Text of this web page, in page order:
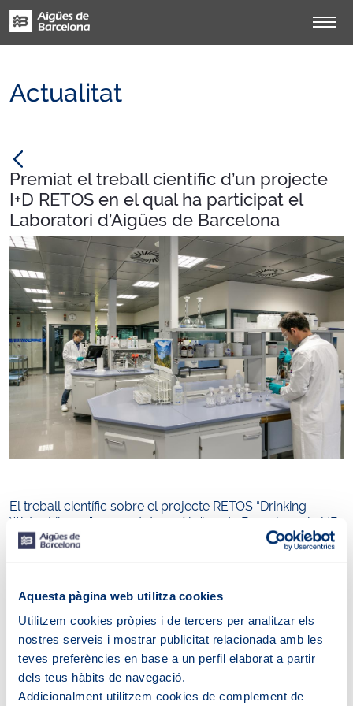
Aquesta pàgina web utilitza cookies
Utilitzem cookies pròpies i de tercers per analitzar els
nostres serveis i mostrar publicitat relacionada amb les
teves preferències en base a un perfil elaborat a partir
dels teus hàbits de navegació.
Addicionalment utilitzem cookies de complement de
Actualitat
Premiat el treball científic d’un projecte
I+D RETOS en el qual ha participat el
Laboratori d’Aigües de Barcelona
El treball científic sobre el projecte RETOS “Drinking
Water Library”, presentat per Aigües de Barcelona, la UB,
la CECT de la Universitat de València (membres del
consorci del projecte) i Cetaqua en el darrer congrés de
història d’èxit en la identificació de soques bacterianes
presents en aigües de consum mitjançant la tècnica
MALDI-TOF MS”, resumeix les fites assolides en el
projecte “Drinking Water Library”, que ha permès
desenvolupar la primera llibreria mundial de soques